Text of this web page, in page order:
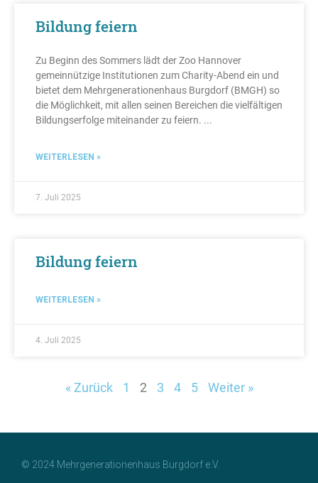
Bildung feiern
Zu Beginn des Sommers lädt der Zoo Hannover
gemeinnützige Institutionen zum Charity-Abend ein und
bietet dem Mehrgenerationenhaus Burgdorf (BMGH) so
die Möglichkeit, mit allen seinen Bereichen die vielfältigen
Bildungserfolge miteinander zu feiern.
WEITERLESEN »
7. Juli 2025
Bildung feiern
WEITERLESEN »
4. Juli 2025
« Zurück 1 2 3 4 5 Weiter »
© 2024 Mehrgenerationenhaus Burgdorf e.V.